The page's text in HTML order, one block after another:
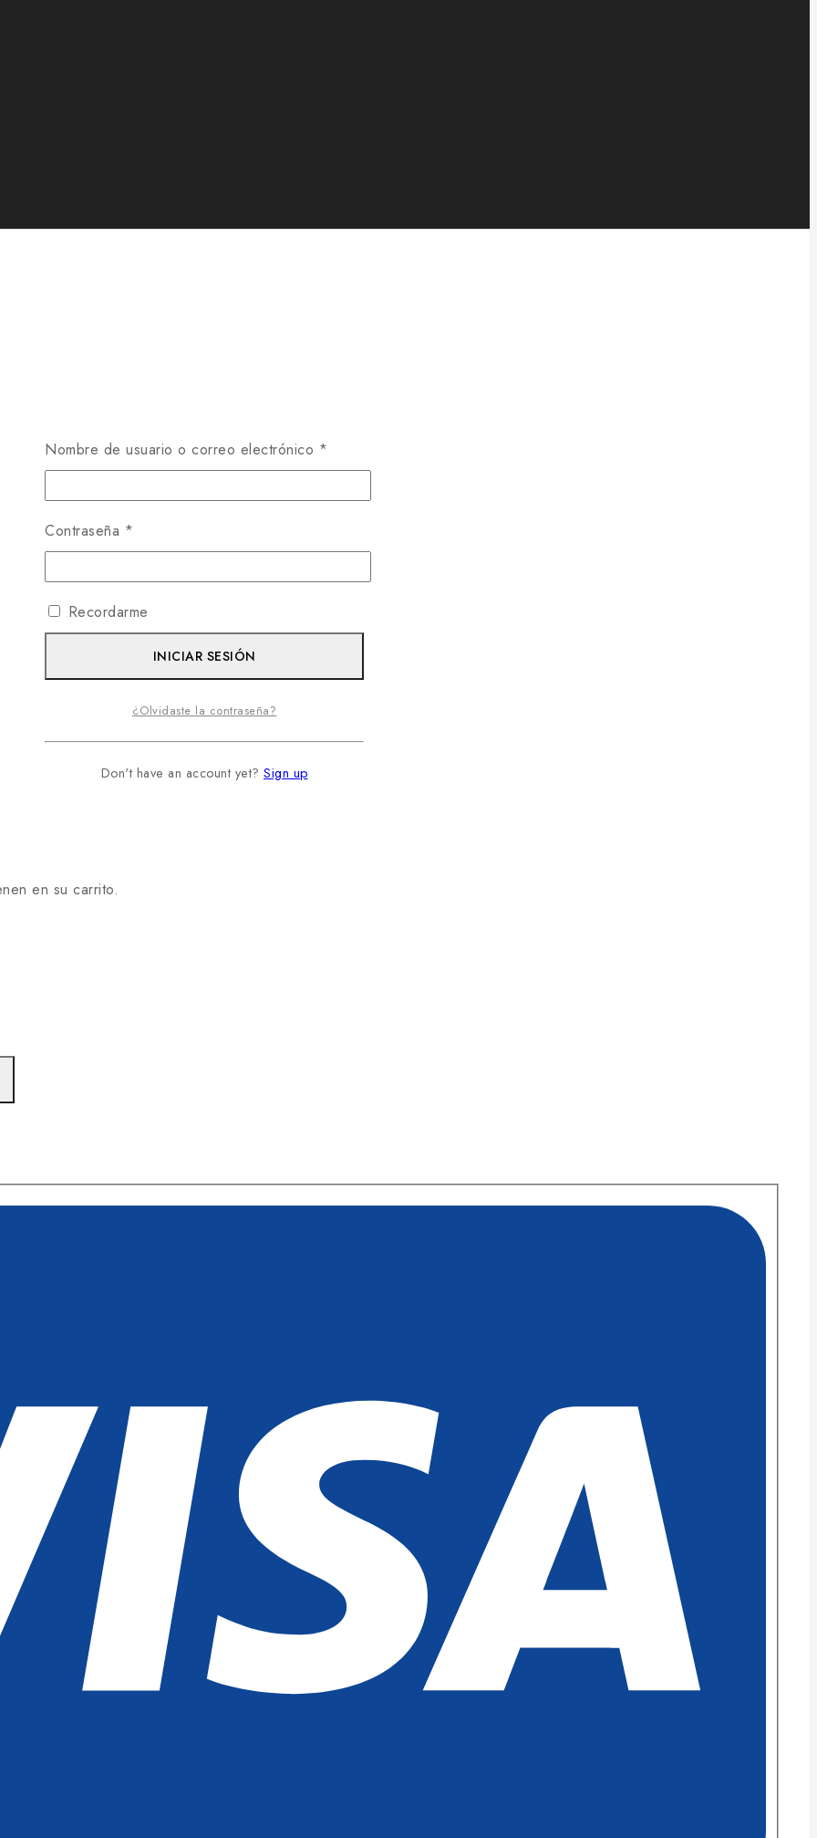
en su carrito.
Nombre de usuario o correo electrónico *
Contraseña *
Recordarme
INICIAR SESIÓN
¿Olvidaste la contraseña?
Don't have an account yet? Sign up